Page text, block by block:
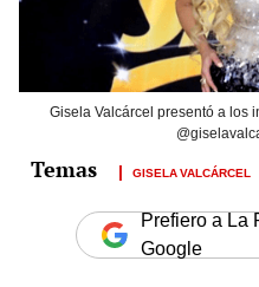
Gisela Valcárcel presentó a los
GISELA VALCÁRCEL
Prefiero a La
Google